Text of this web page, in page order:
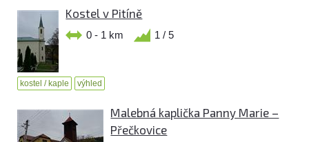
Kostel v Pitíně
0 - 1 km 1 / 5
kostel / kaple výhled
Malebná kaplička Panny Marie –
Přečkovice